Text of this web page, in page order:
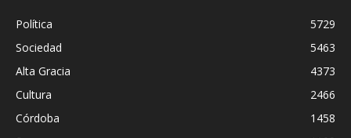
Política
5729
Sociedad
5463
Alta Gracia
4373
Cultura
2466
Córdoba
1458